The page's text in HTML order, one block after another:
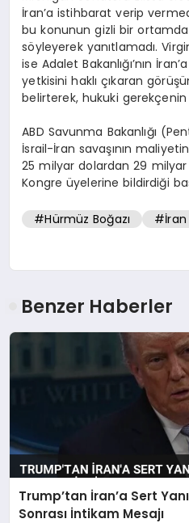
İran’a istihbarat verip
bu konunun gizli bir ortamda
söyleyerek yanıtlamadı.
ise Adalet Bakanlığı’nın
yetkisini haklı çıkaran
belirterek, hukuki gerekçenin
ABD Savunma Bakanlığı
İsrail-İran savaşının
25 milyar dolardan 29
Kongre üyelerine bildirdiği
#Hürmüz Boğazı #İran
Benzer Haberler
Trump’tan İran’a Sert
Sonrası İntikam Mesajı